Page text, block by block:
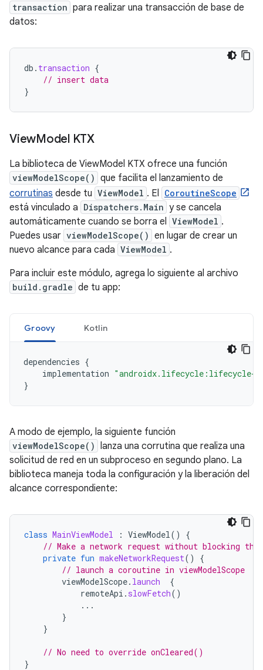
transaction para realizar una transacción de base de
datos:
db . transaction {
// insert data
}
ViewModel KTX
La biblioteca de ViewModel KTX ofrece una función
viewModelScope() que facilita el lanzamiento de
corrutinas desde tu ViewModel . El CoroutineScope
está vinculado a Dispatchers.Main y se cancela
automáticamente cuando se borra el ViewModel .
Puedes usar viewModelScope() en lugar de crear un
nuevo alcance para cada ViewModel .
Para incluir este módulo, agrega lo siguiente al archivo
build.gradle de tu app:
Groovy Kotlin
dependencies {
implementation "androidx.lifecycle:lifecycle-
}
A modo de ejemplo, la siguiente función
viewModelScope() lanza una corrutina que realiza una
solicitud de red en un subproceso en segundo plano. La
biblioteca maneja toda la configuración y la liberación del
alcance correspondiente:
class MainViewModel : ViewModel()
{
// Make a network request without blocking the
private fun makeNetworkRequest()
{
// launch a coroutine in viewModelScope
viewModelScope. launch
{
remoteApi . slowFetch()
...
}
}
// No need to override onCleared()
}